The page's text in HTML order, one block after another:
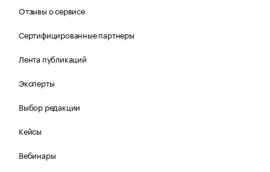
Отзывы о сервисе
Сертифицированные партнеры
Лента публикаций
Эксперты
Выбор редакции
Кейсы
Вебинары